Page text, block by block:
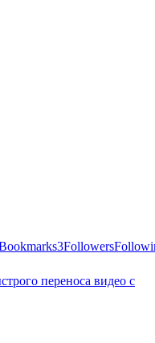
3Followers
переноса видео с